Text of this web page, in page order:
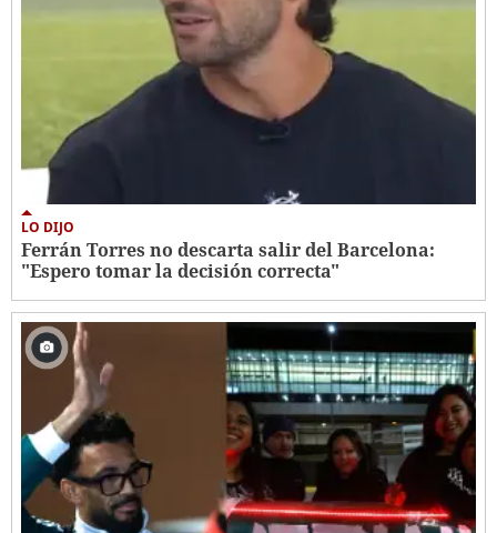
LO DIJO
Ferrán Torres no descarta salir del Barcelona:
"Espero tomar la decisión correcta"